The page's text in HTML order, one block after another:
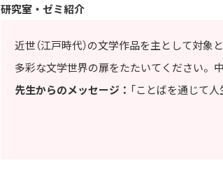
研究室・ゼミ紹介
近世（江戸時代）の文学作品を主として対
多彩な文学世界の扉をたたいてください。
先生からのメッセージ： 「ことばを通じて